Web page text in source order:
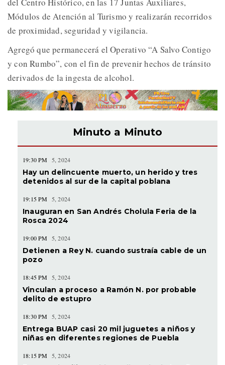
Módulos de Atención al Turismo y realizarán recorridos
de proximidad, seguridad y vigilancia.
Agregó que permanecerá el Operativo “A Salvo Contigo
y con Rumbo”, con el fin de prevenir hechos de tránsito
derivados de la ingesta de alcohol.
Minuto a Minuto
19:30 PM 5, 2024
Hay un delincuente muerto, un herido y tres
detenidos al sur de la capital poblana
19:15 PM 5, 2024
Inauguran en San Andrés Cholula Feria de la
Rosca 2024
19:00 PM 5, 2024
Detienen a Rey N. cuando sustraía cable de un
pozo
18:45 PM 5, 2024
Vinculan a proceso a Ramón N. por probable
delito de estupro
18:30 PM 5, 2024
Entrega BUAP casi 20 mil juguetes a niños y
niñas en diferentes regiones de Puebla
18:15 PM 5, 2024